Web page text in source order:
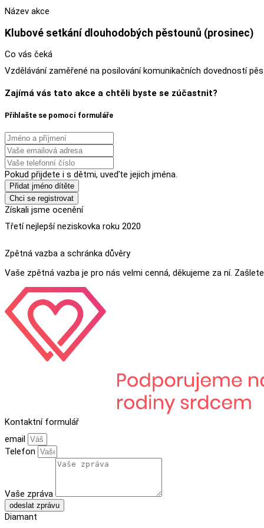
Název akce
Klubové setkání dlouhodobých pěstounů (prosinec)
Co vás čeká
Vzdělávání zaměřené na posilování komunikačních dovedností
Zajímá vás tato akce a chtěli byste se zúčastnit?
Přihlašte se pomocí formuláře
Pokud přijdete i s dětmi, uveďte jejich jména.
Přidat jméno dítěte
Chci se registrovat
Získali jsme ocenění
Třetí nejlepší neziskovka roku 2020
Zpětná vazba a schránka důvěry
Vaše zpětná vazba je pro nás velmi cenná, děkujeme za ní.
Kontaktní formulář
email
Telefon
Vaše zpráva
odeslat zprávu
Diamant